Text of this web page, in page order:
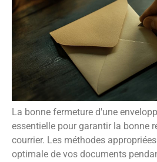
La bonne fermeture d'une
essentielle pour garantir la bonne
courrier. Les méthodes
optimale de vos documents